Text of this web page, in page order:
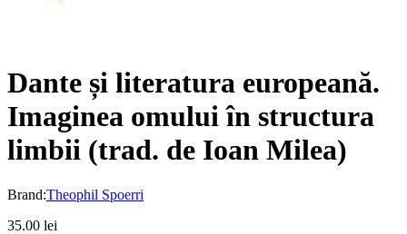
Dante și literatura europeană.
Imaginea omului în structura
limbii (trad. de Ioan Milea)
Brand:Theophil Spoerri
35.00 lei